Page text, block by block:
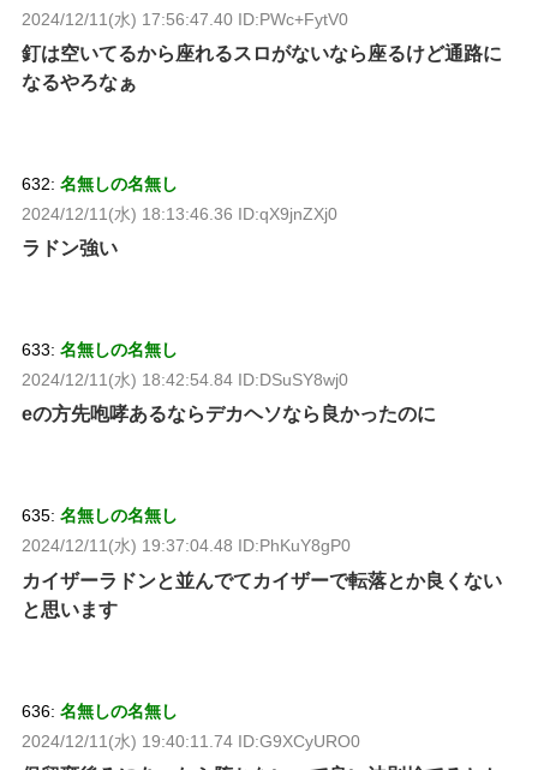
2024/12/11(水) 17:56:47.40 ID:PWc+FytV0
釘は空いてるから座れるスロがないなら座るけど通路に
なるやろなぁ
632: 名無しの名無し
2024/12/11(水) 18:13:46.36 ID:qX9jnZXj0
ラドン強い
633: 名無しの名無し
2024/12/11(水) 18:42:54.84 ID:DSuSY8wj0
eの方先咆哮あるならデカヘソなら良かったのに
635: 名無しの名無し
2024/12/11(水) 19:37:04.48 ID:PhKuY8gP0
カイザーラドンと並んでてカイザーで転落とか良くない
と思います
636: 名無しの名無し
2024/12/11(水) 19:40:11.74 ID:G9XCyURO0